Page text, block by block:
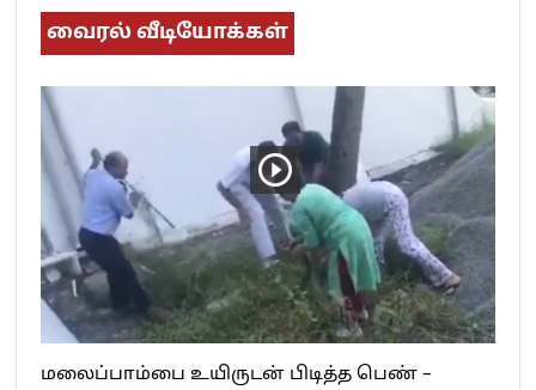
வைரல் வீடியோக்கள்
மலைப்பாம்பை உயிருடன் பிடித்த பெண் –